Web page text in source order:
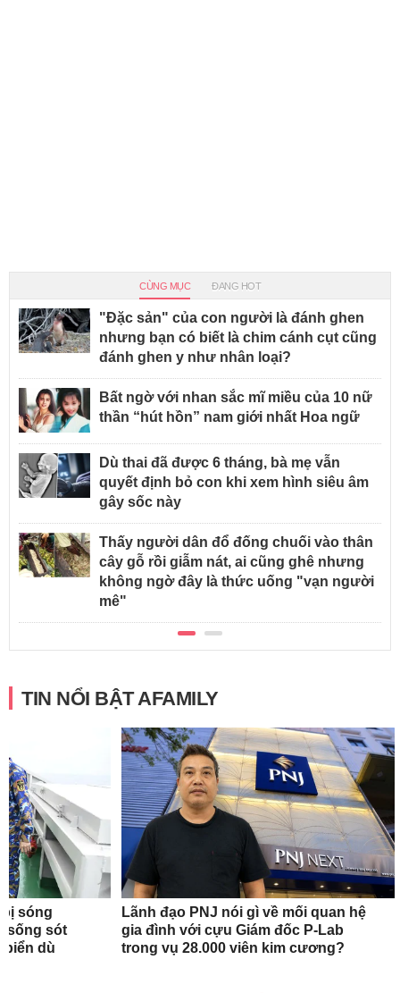
CÙNG MỤC ĐANG HOT
"Đặc sản" của con người là đánh ghen
nhưng bạn có biết là chim cánh cụt cũng
đánh ghen y như nhân loại?
Bất ngờ với nhan sắc mĩ miều của 10 nữ
thần “hút hồn” nam giới nhất Hoa ngữ
Dù thai đã được 6 tháng, bà mẹ vẫn
quyết định bỏ con khi xem hình siêu âm
gây sốc này
Thấy người dân đổ đống chuối vào thân
cây gỗ rồi giẫm nát, ai cũng ghê nhưng
không ngờ đây là thức uống "vạn người
mê"
TIN NỔI BẬT AFAMILY
sóng
sống sót
biển dù
Lãnh đạo PNJ nói gì về mối quan hệ
gia đình với cựu Giám đốc P-Lab
trong vụ 28.000 viên kim cương?